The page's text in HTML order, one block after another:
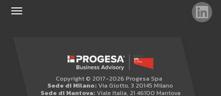
AREA RISERVATACopyright © 2017-2026 Progesa Spa
Sede di Milano:Via Giotto, 3 20145 Milano
Sede di Mantova:Viale Italia, 21 46100 Mantova